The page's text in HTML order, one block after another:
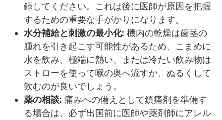
録してください。これは後に医師が原因を把握
するための重要な手がかりになります。
水分補給と刺激の最小化: 機内の乾燥は歯茎の
腫れを引き起こす可能性があるため、こまめに
水を飲み、極端に熱い、または冷たい飲み物は
ストローを使って喉の奥へ流すか、ぬるくして
飲むのが良いでしょう。
薬の相談: 痛みへの備えとして鎮痛剤を準備す
る場合は、必ず出国前に医師や薬剤師にアレル